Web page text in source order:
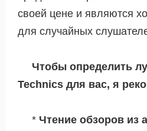
своей цене и являются
для случайных
Чтобы определить
Technics для вас, я
* Чтение обзоров из